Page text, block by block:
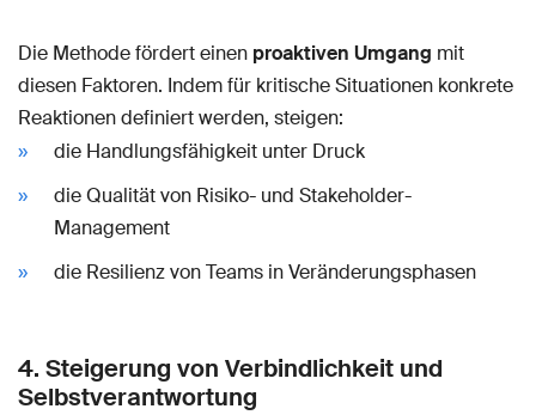
Die Methode fördert einen proaktiven Umgang mit
diesen Faktoren. Indem für kritische Situationen konkrete
Reaktionen definiert werden, steigen:
die Handlungsfähigkeit unter Druck
die Qualität von Risiko- und Stakeholder-
Management
die Resilienz von Teams in Veränderungsphasen
4. Steigerung von Verbindlichkeit und
Selbstverantwortung